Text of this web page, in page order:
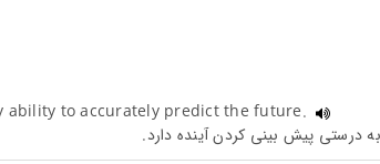
ability to accurately predict the future.